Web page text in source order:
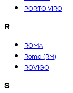
PORTO VIRO
R
ROMA
Roma (RM)
ROVIGO
S